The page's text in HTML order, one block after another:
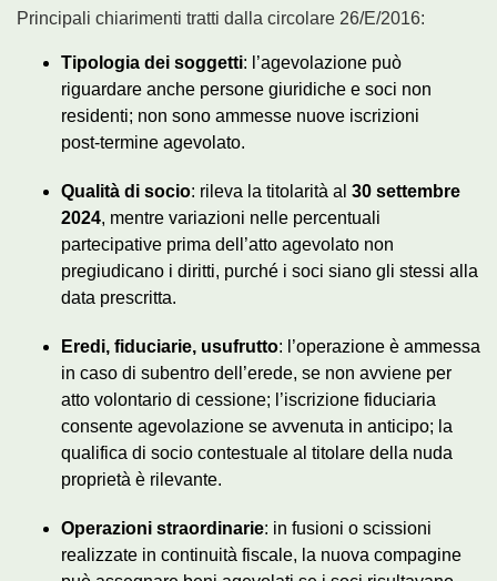
Principali chiarimenti tratti dalla circolare 26/E/2016:
Tipologia dei soggetti: l’agevolazione può
riguardare anche persone giuridiche e soci non
residenti; non sono ammesse nuove iscrizioni
post‑termine agevolato.
Qualità di socio: rileva la titolarità al 30 settembre
2024, mentre variazioni nelle percentuali
partecipative prima dell’atto agevolato non
pregiudicano i diritti, purché i soci siano gli stessi alla
data prescritta.
Eredi, fiduciarie, usufrutto: l’operazione è ammessa
in caso di subentro dell’erede, se non avviene per
atto volontario di cessione; l’iscrizione fiduciaria
consente agevolazione se avvenuta in anticipo; la
qualifica di socio contestuale al titolare della nuda
proprietà è rilevante.
Operazioni straordinarie: in fusioni o scissioni
realizzate in continuità fiscale, la nuova compagine